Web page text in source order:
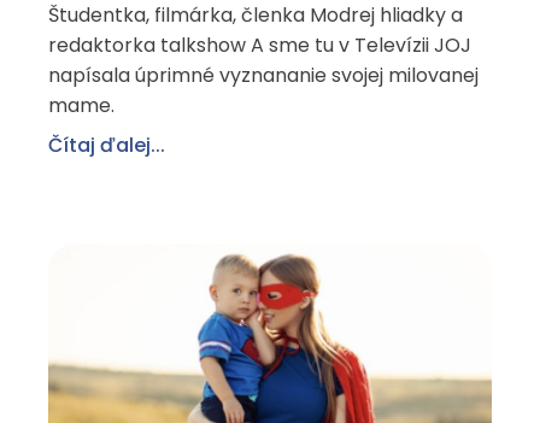
Študentka, filmárka, členka Modrej hliadky a
redaktorka talkshow A sme tu v Televízii JOJ
napísala úprimné vyznananie svojej milovanej
mame.
Čítaj ďalej...